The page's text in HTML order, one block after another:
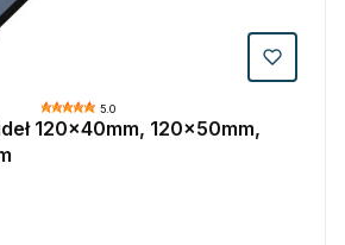
5.0
120x40mm, 120x50mm,